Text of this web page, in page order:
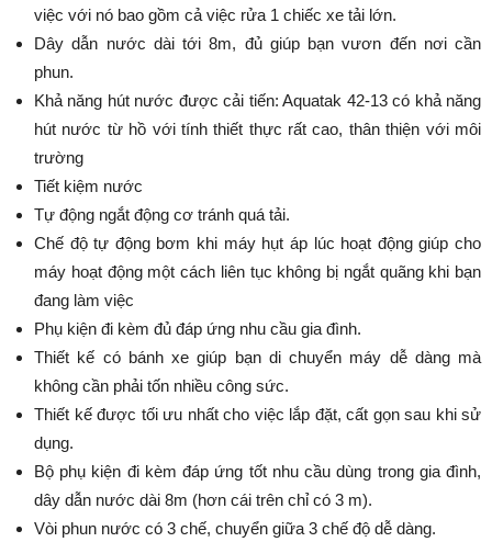
việc với nó bao gồm cả việc rửa 1 chiếc xe tải lớn.
Dây dẫn nước dài tới 8m, đủ giúp bạn vươn đến nơi cần
phun.
Khả năng hút nước được cải tiến: Aquatak 42-13 có khả năng
hút nước từ hồ với tính thiết thực rất cao, thân thiện với môi
trường
Tiết kiệm nước
Tự động ngắt động cơ tránh quá tải.
Chế độ tự động bơm khi máy hụt áp lúc hoạt động giúp cho
máy hoạt động một cách liên tục không bị ngắt quãng khi bạn
đang làm việc
Phụ kiện đi kèm đủ đáp ứng nhu cầu gia đình.
Thiết kế có bánh xe giúp bạn di chuyển máy dễ dàng mà
không cần phải tốn nhiều công sức.
Thiết kế được tối ưu nhất cho việc lắp đặt, cất gọn sau khi sử
dụng.
Bộ phụ kiện đi kèm đáp ứng tốt nhu cầu dùng trong gia đình,
dây dẫn nước dài 8m (hơn cái trên chỉ có 3 m).
Vòi phun nước có 3 chế, chuyển giữa 3 chế độ dễ dàng.